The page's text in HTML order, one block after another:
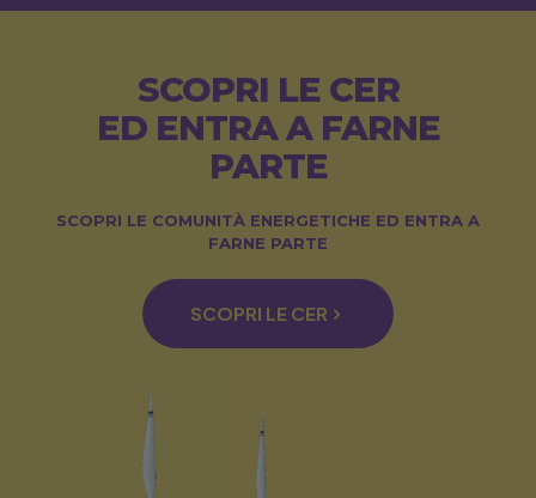
SCOPRI LE CER
ED ENTRA A FARNE
PARTE
SCOPRI LE COMUNITÀ ENERGETICHE ED ENTRA A
FARNE PARTE
SCOPRI LE CER